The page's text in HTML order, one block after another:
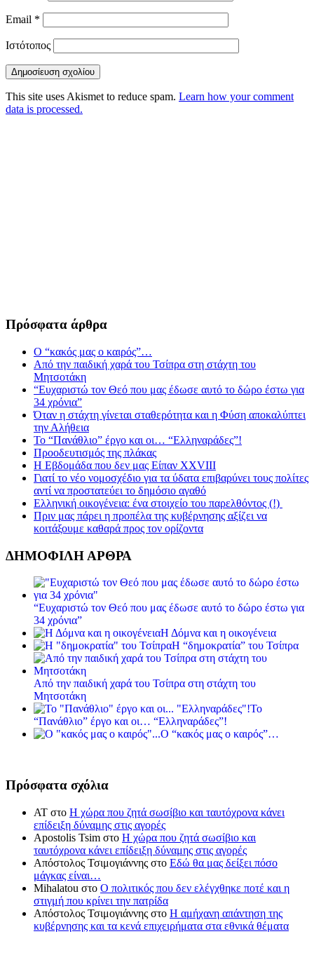
Email *
Ιστότοπος
This site uses Akismet to reduce spam. Learn how your comment
data is processed.
Πρόσφατα άρθρα
Ο “κακός μας ο καιρός”…
Από την παιδική χαρά του Τσίπρα στη στάχτη του
Μητσοτάκη
“Ευχαριστώ τον Θεό που μας έδωσε αυτό το δώρο έστω για
34 χρόνια”
Όταν η στάχτη γίνεται σταθερότητα και η Φύση αποκαλύπτει
την Αλήθεια
Το “Πανάθλιο” έργο και οι… “Ελληναράδες”!
Προοδευτισμός της πλάκας
Η Εβδομάδα που δεν μας Είπαν XXVIII
Γιατί το νέο νομοσχέδιο για τα ύδατα επιβαρύνει τους πολίτες
αντί να προστατεύει το δημόσιο αγαθό
Ελληνική οικογένεια: ένα στοιχείο του παρελθόντος (!)
Πριν μας πάρει η προπέλα της κυβέρνησης αξίζει να
κοιτάξουμε καθαρά προς τον ορίζοντα
ΔΗΜΟΦΙΛΗ ΑΡΘΡΑ
“Ευχαριστώ τον Θεό που μας έδωσε αυτό το δώρο έστω για
34 χρόνια”
Η Δόμνα και η οικογένεια
Η “δημοκρατία” του Τσίπρα
Από την παιδική χαρά του Τσίπρα στη στάχτη του
Μητσοτάκη
Το
“Πανάθλιο” έργο και οι… “Ελληναράδες”!
Ο “κακός μας ο καιρός”…
Πρόσφατα σχόλια
ΑΤ στο Η χώρα που ζητά σωσίβιο και ταυτόχρονα κάνει
επίδειξη δύναμης στις αγορές
Apostolis Tsim στο Η χώρα που ζητά σωσίβιο και
ταυτόχρονα κάνει επίδειξη δύναμης στις αγορές
Απόστολος Τσιμογιάννης στο Εδώ θα μας δείξει πόσο
μάγκας είναι…
Mihalatou στο Ο πολιτικός που δεν ελέγχθηκε ποτέ και η
στιγμή που κρίνει την πατρίδα
Απόστολος Τσιμογιάννης στο Η αμήχανη απάντηση της
κυβέρνησης και τα κενά επιχειρήματα στα εθνικά θέματα